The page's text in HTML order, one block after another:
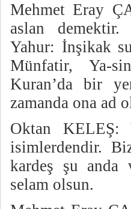
Mehmet Eray
aslan demektir.
Yahur: İnşikak
Münfatir, Ya-
Kuran’da bir
zamanda ona ad
Oktan KELEŞ:
isimlerdendir.
kardeş şu anda
selam olsun.